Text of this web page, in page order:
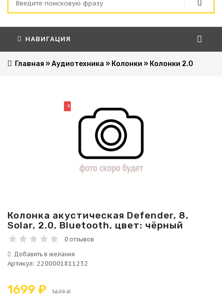
НАВИГАЦИЯ
Главная »Аудиотехника » Колонки » Колонки 2.0
НОВИНКА
Колонка акустическая Defender, 8,
Solar, 2.0, Bluetooth, цвет: чёрный
0 отзывов
Артикул: 2200001811232
1699 ₽ 1699 ₽